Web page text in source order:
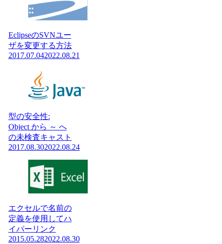
EclipseのSVNユー
ザを変更する方法
2017.07.042022.08.21
型の安全性:
Object から ～ へ
の未検査キャスト
2017.08.302022.08.24
エクセルで名前の
定義を使用してハ
イパーリンク
2015.05.282022.08.30